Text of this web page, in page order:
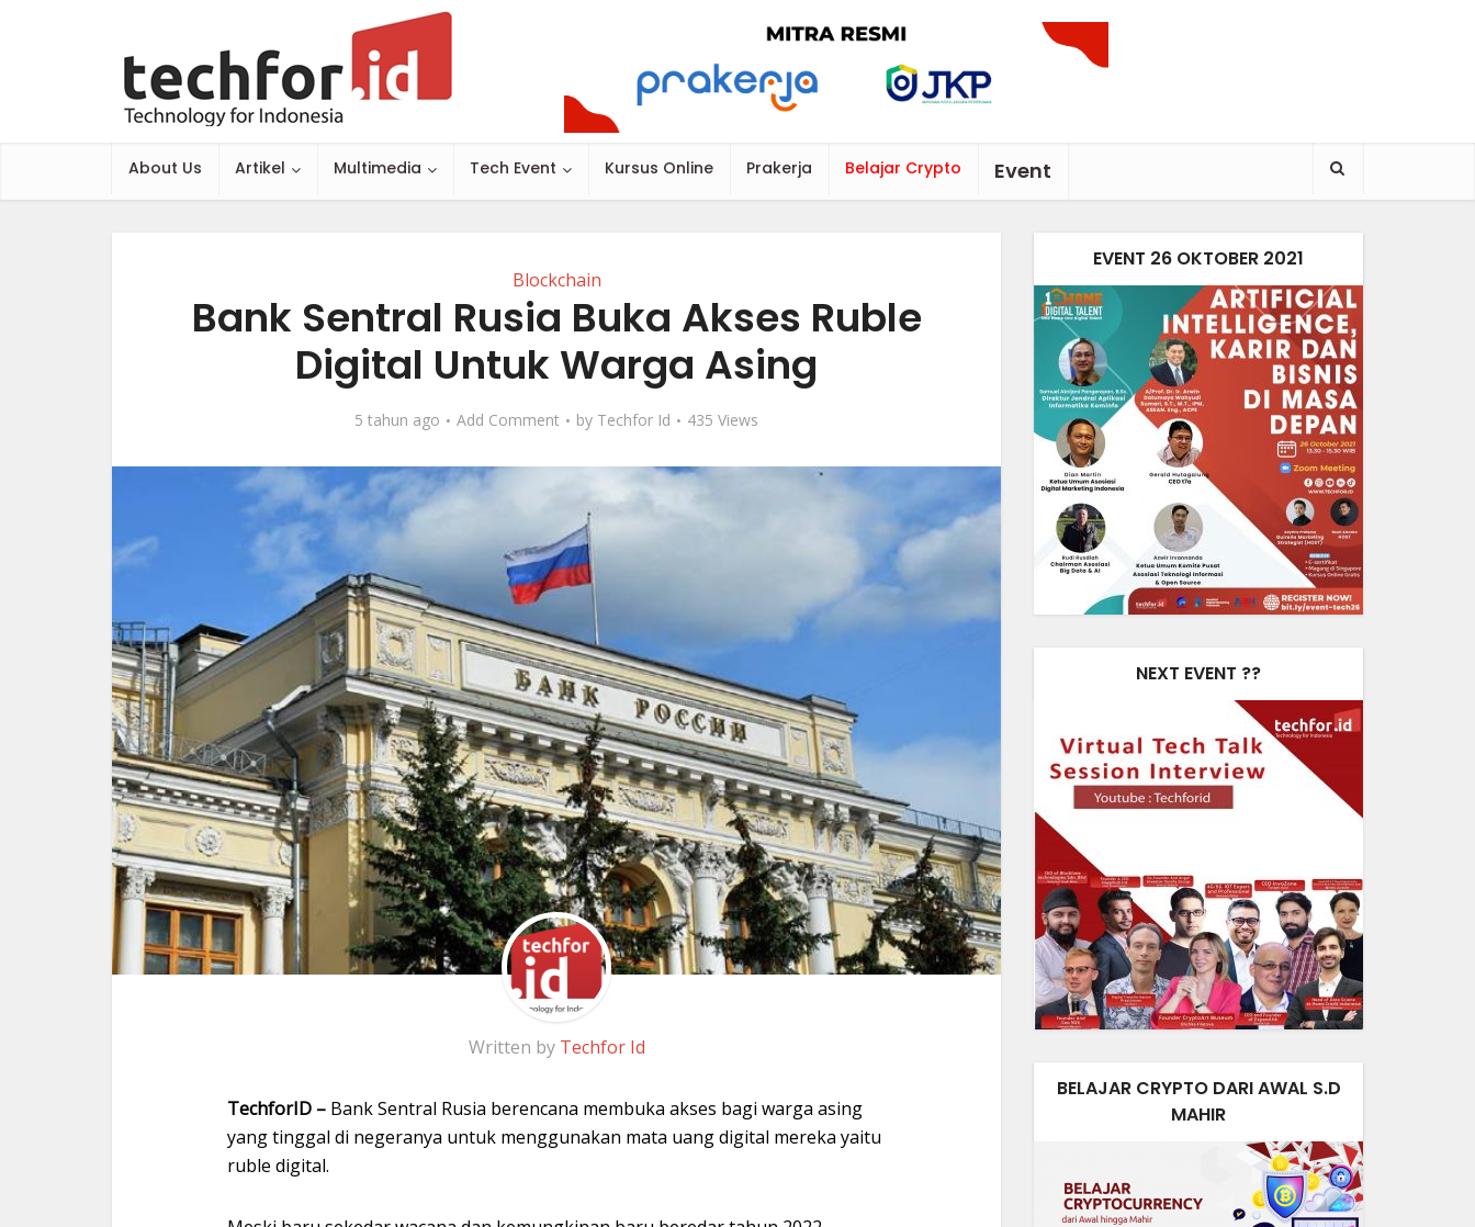
About Us Artikel Multimedia Tech Event Kursus Online Prakerja Belajar Crypto Event
Blockchain
Bank Sentral Rusia Buka Akses Ruble
Digital Untuk Warga Asing
5 tahun ago Add Comment by Techfor Id 435 Views
Written by Techfor Id
TechforID – Bank Sentral Rusia berencana membuka akses bagi warga asing
yang tinggal di negeranya untuk menggunakan mata uang digital mereka yaitu
ruble digital.
EVENT 26 OKTOBER 2021
NEXT EVENT ??
BELAJAR CRYPTO DARI AWAL S.D
MAHIR